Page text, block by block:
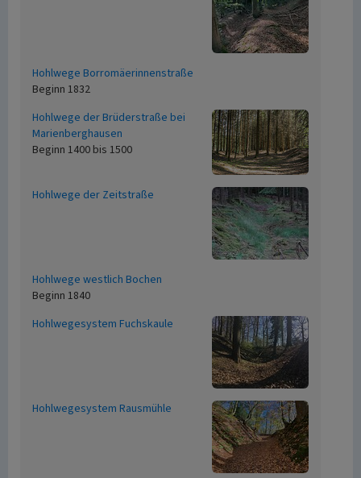
Hohlwege Borromäerinnenstraße
Beginn 1832
Hohlwege der Brüderstraße bei
Marienberghausen
Beginn 1400 bis 1500
Hohlwege der Zeitstraße
Hohlwege westlich Bochen
Beginn 1840
Hohlwegesystem Fuchskaule
Hohlwegesystem Rausmühle